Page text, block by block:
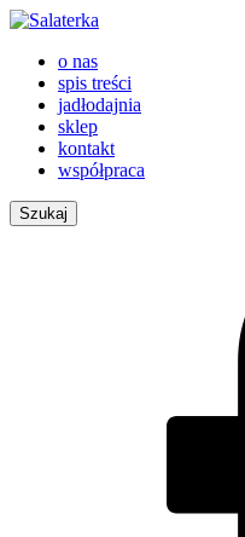
o nas
spis treści
jadłodajnia
sklep
kontakt
współpraca
Szukaj